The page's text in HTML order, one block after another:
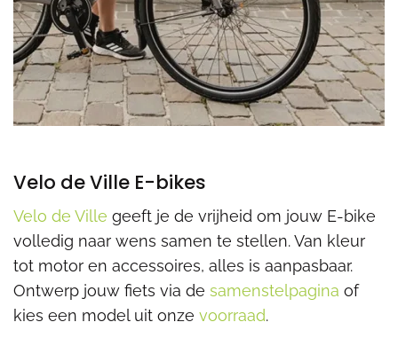
Velo de Ville E-bikes
Velo de Ville geeft je de vrijheid om jouw E-bike
volledig naar wens samen te stellen. Van kleur
tot motor en accessoires, alles is aanpasbaar.
Ontwerp jouw fiets via de samenstelpagina of
kies een model uit onze voorraad.